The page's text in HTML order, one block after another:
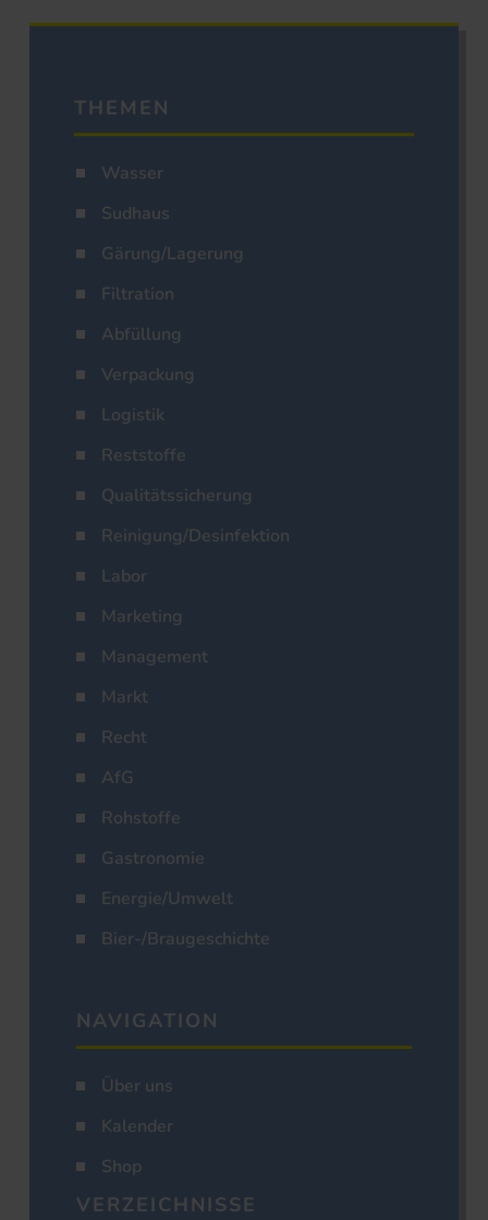
THEMEN
Wasser
Sudhaus
Gärung/Lagerung
Filtration
Abfüllung
Verpackung
Logistik
Reststoffe
Qualitätssicherung
Reinigung/Desinfektion
Labor
Marketing
Management
Markt
Recht
AfG
Rohstoffe
Gastronomie
Energie/Umwelt
Bier-/Braugeschichte
NAVIGATION
Über uns
Kalender
Shop
VERZEICHNISSE